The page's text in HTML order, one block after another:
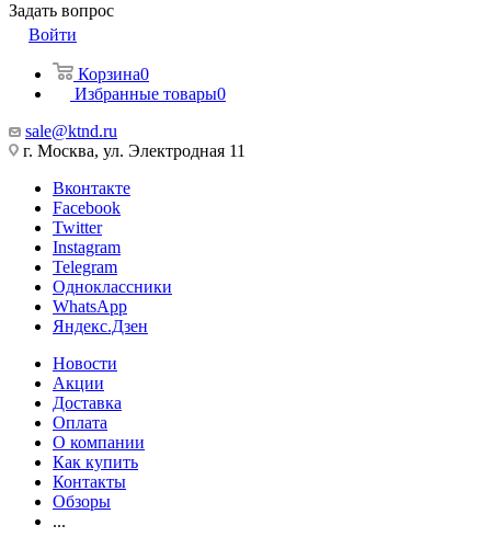
Задать вопрос
Войти
Корзина0
Избранные товары0
sale@ktnd.ru
г. Москва, ул. Электродная 11
Вконтакте
Facebook
Twitter
Instagram
Telegram
Одноклассники
WhatsApp
Яндекс.Дзен
Новости
Акции
Доставка
Оплата
О компании
Как купить
Контакты
Обзоры
...